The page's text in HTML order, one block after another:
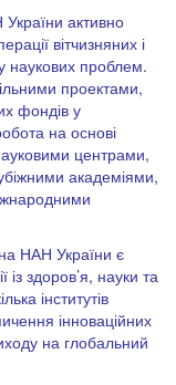
України активно
вітчизняних і
наукових проблем.
проектами,
фондів у
на основі
центрами,
академіями,
НАН України є
із здоров’я, науки та
інститутів
інноваційних
на глобальний